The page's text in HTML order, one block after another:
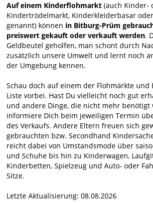
Auf einem Kinderflohmarkt (auch Kinder-
Kindertrödelmarkt, Kinderkleiderbasar
genannt) können in Bitburg-Prüm
preiswert gekauft oder verkauft werden.
Geldbeutel geholfen, man schont durch
zusätzlich unsere Umwelt und lernt noch
der Umgebung kennen.
Schau doch auf einem der Flohmärkte und
Liste vorbei. Hast Du vielleicht noch gut
und andere Dinge, die nicht mehr benötigt
informiere Dich beim jeweiligen Termin
des Verkaufs. Andere Eltern freuen sich
gebrauchten bzw. Secondhand
reicht dabei von Umstandsmode über
und Schuhe bis hin zu Kinderwagen,
Kinderbetten, Spielzeug und Auto- oder
Sitze.
Letzte Aktualisierung: 08.08.2026